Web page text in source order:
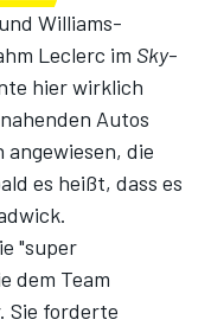
Williams-
Leclerc im Sky-
hier wirklich
Autos
die
es heißt, dass es
"super
dem Team
Sie forderte